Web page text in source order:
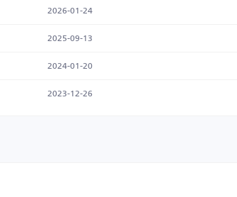
2026-01-24
2025-09-13
2024-01-20
2023-12-26